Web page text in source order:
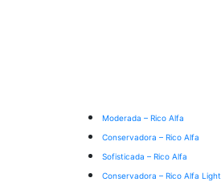
Moderada – Rico Alfa
Conservadora – Rico Alfa
Sofisticada – Rico Alfa
Conservadora – Rico Alfa Light